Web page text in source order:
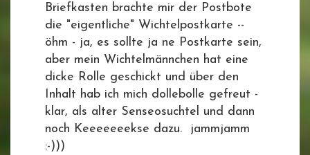
Briefkasten brachte mir der Postbote
die "eigentliche" Wichtelpostkarte --
öhm - ja, es sollte ja ne Postkarte sein,
aber mein Wichtelmännchen hat eine
dicke Rolle geschickt und über den
Inhalt hab ich mich dollebolle gefreut -
klar, als alter Senseosuchtel und dann
noch Keeeeeeekse dazu. jammjamm
:-)))